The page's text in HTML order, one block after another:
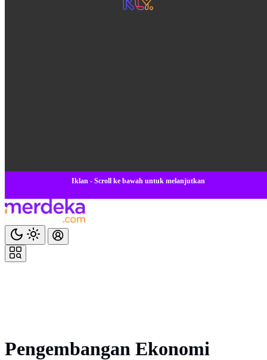
Iklan - Scroll ke bawah untuk melanjutkan
Pengembangan Ekonomi